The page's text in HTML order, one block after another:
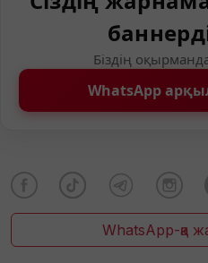
Біздің
WhatsApp
WhatsApp-қа